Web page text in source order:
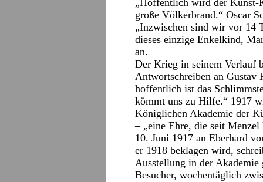
„Hoffentlich wird der Kunst-
große Völkerbrand.“ Oscar
„Inzwischen sind wir vor 14
dieses einzige Enkelkind,
an.
Der Krieg in seinem Verlauf
Antwortschreiben an
hoffentlich ist das
kömmt uns zu Hilfe.“ 1917
Königlichen Akademie der
– „eine Ehre, die seit
10. Juni 1917 an Eberhard
er 1918 beklagen wird,
Ausstellung in der Akademie
Besucher, wochentäglich